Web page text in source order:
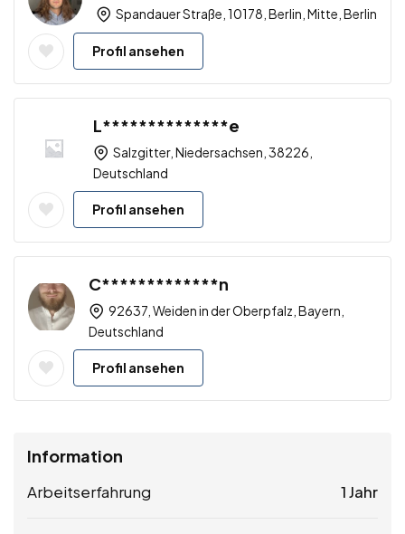
Spandauer Straße, 10178, Berlin, Mitte, Berlin
Profil ansehen
L**************e
Salzgitter, Niedersachsen, 38226,
Deutschland
Profil ansehen
C*************n
92637, Weiden in der Oberpfalz, Bayern,
Deutschland
Profil ansehen
Information
Arbeitserfahrung 1 Jahr